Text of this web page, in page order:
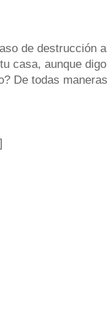
de destrucción
casa, aunque
De todas
]